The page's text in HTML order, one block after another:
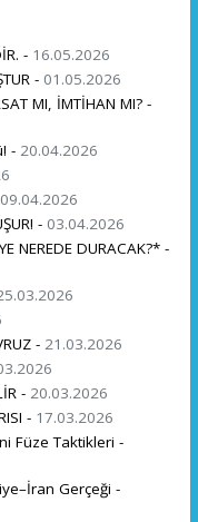
- 16.05.2026
- 01.05.2026
MI, İMTİHAN MI? -
- 20.04.2026
09.04.2026
- 03.04.2026
NEREDE DURACAK?* -
- 21.03.2026
- 20.03.2026
- 17.03.2026
Füze Taktikleri -
Gerçeği -